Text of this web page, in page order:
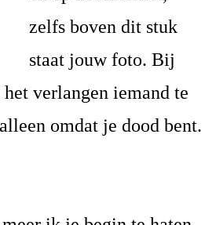
zelfs boven dit stuk
staat jouw foto. Bij
verlangen iemand te
omdat je dood bent.